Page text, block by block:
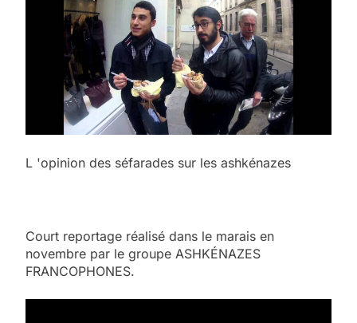
L 'opinion des séfarades sur les ashkénazes
Court reportage réalisé dans le marais en
novembre par le groupe ASHKÉNAZES
FRANCOPHONES.